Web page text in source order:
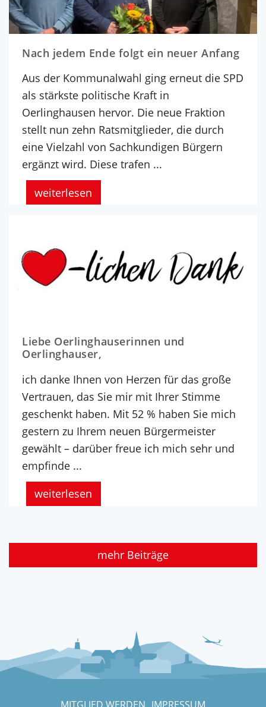
Nach jedem Ende folgt ein neuer Anfang
Aus der Kommunalwahl ging erneut die SPD
als stärkste politische Kraft in
Oerlinghausen hervor. Die neue Fraktion
stellt nun zehn Ratsmitglieder, die durch
eine Vielzahl von Sachkundigen Bürgern
ergänzt wird. Diese trafen ...
weiterlesen
Liebe Oerlinghauserinnen und
Oerlinghauser,
ich danke Ihnen von Herzen für das große
Vertrauen, das Sie mir mit Ihrer Stimme
geschenkt haben. Mit 52 % haben Sie mich
gestern zu Ihrem neuen Bürgermeister
gewählt – darüber freue ich mich sehr und
empfinde ...
weiterlesen
mehr Beiträge